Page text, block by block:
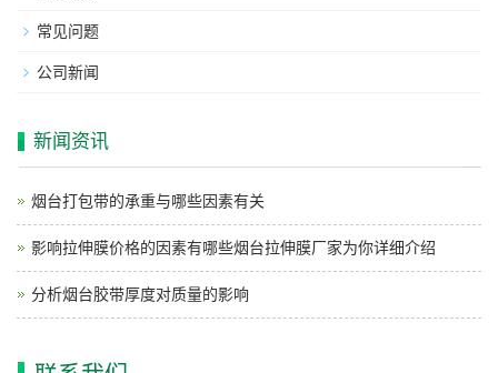
常见问题
公司新闻
新闻资讯
烟台打包带的承重与哪些因素有关
影响拉伸膜价格的因素有哪些烟台拉伸膜厂家为你详细介绍
分析烟台胶带厚度对质量的影响